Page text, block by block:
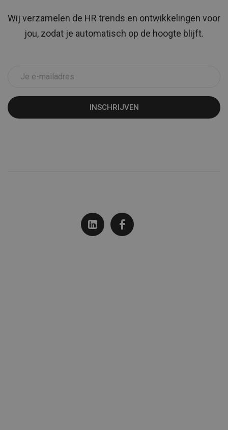
Wij verzamelen de HR trends en ontwikkelingen voor
jou, zodat je automatisch op de hoogte blijft.